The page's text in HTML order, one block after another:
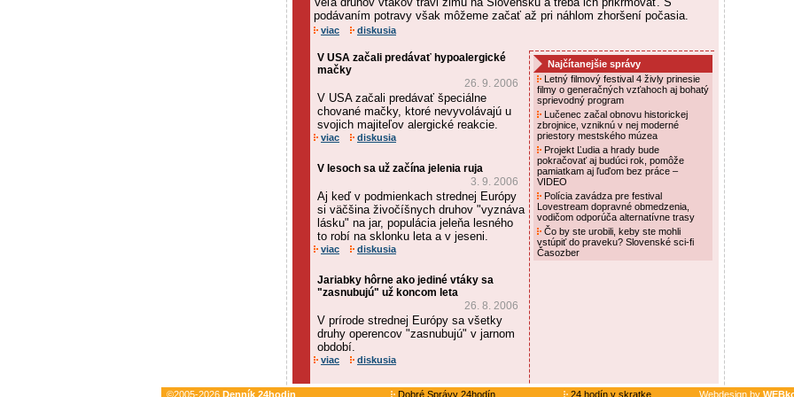
podávaním potravy však môžeme začať až pri náhlom zhoršení počasia.
viac diskusia
V USA začali predávať hypoalergické
mačky
26. 9. 2006
V USA začali predávať špeciálne
chované mačky, ktoré nevyvolávajú u
svojich majiteľov alergické reakcie.
viac diskusia
V lesoch sa už začína jelenia ruja
3. 9. 2006
Aj keď v podmienkach strednej Európy
si väčšina živočíšnych druhov "vyznáva
lásku" na jar, populácia jeleňa lesného
to robí na sklonku leta a v jeseni.
viac diskusia
Jariabky hôrne ako jediné vtáky sa
"zasnubujú" už koncom leta
26. 8. 2006
V prírode strednej Európy sa všetky
druhy operencov "zasnubujú" v jarnom
období.
viac diskusia
Najčítanejšie správy
Letný filmový festival 4 živly prinesie
filmy o generačných vzťahoch aj bohatý
sprievodný program
Lučenec začal obnovu historickej
zbrojnice, vzniknú v nej moderné
priestory mestského múzea
Projekt Ľudia a hrady bude
pokračovať aj budúci rok, pomôže
pamiatkam aj ľuďom bez práce –
VIDEO
Polícia zavádza pre festival
Lovestream dopravné obmedzenia,
vodičom odporúča alternatívne trasy
Čo by ste urobili, keby ste mohli
vstúpiť do praveku? Slovenské sci-fi
Časozber
©2005-2026 Denník 24hodin Dobré Správy 24hodín 24 hodín v skratke Webdesign by